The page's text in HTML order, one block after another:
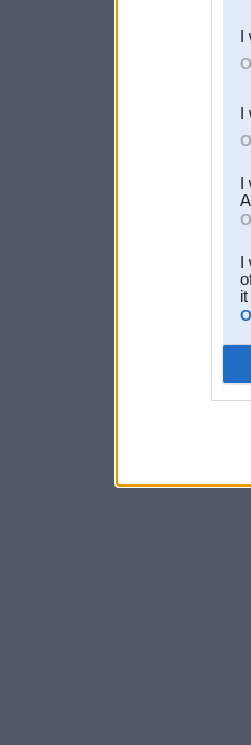
I
I
I
I